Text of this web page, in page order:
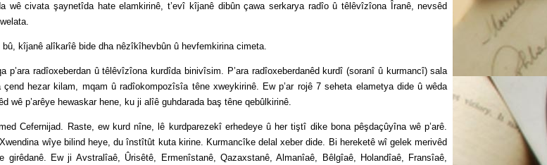
wê civata şaynetîda hate elamkirinê, t’evî kîjanê dibûn çawa serkarya radîo û têlêvîzîona Îranê, nevsêd
kîjanê alîkarîê bide dha nêzîkîhevbûn û hevfemkirina cimeta.
radîoxeberdan û têlêvîzîona kurdîda binivîsim. P’ara radîoxeberdanêd kurdî (soranî û kurmancî) sala
hezar kilam, mqam û radîokompozîsîa têne xweykirinê. Ew p’ar rojê 7 seheta elametya dide û wêda
wê p’arêye hewaskar hene, ku ji alîê guhdarada baş têne qebûlkirinê.
Raste, ew kurd nîne, lê kurdparezekî erhedeye û her tiştî dike bona pêşdaçûyîna wê p’arê.
wîye bilind heye, du înstîtût kuta kirine. Kurmancîke delal xeber dide. Bi hereketê wî gelek merivêd
girêdanê. Ew ji Avstralîaê, Ûrisêtê, Ermenîstanê, Qazaxstanê, Almanîaê, Bêlgîaê, Holandîaê, Fransîaê,